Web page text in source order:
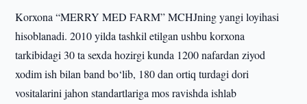
Korxona “MERRY MED FARM” MCHJning yangi loyihasi
hisoblanadi. 2010 yilda tashkil etilgan ushbu korxona
tarkibidagi 30 ta sexda hozirgi kunda 1200 nafardan ziyod
xodim ish bilan band bo‘lib, 180 dan ortiq turdagi dori
vositalarini jahon standartlariga mos ravishda ishlab